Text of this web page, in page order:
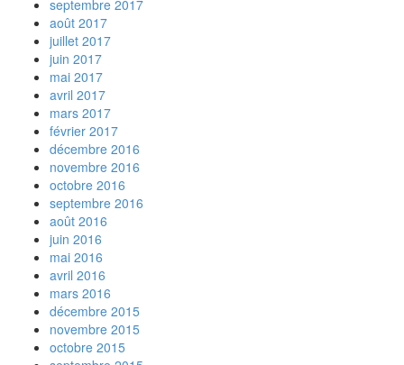
septembre 2017
août 2017
juillet 2017
juin 2017
mai 2017
avril 2017
mars 2017
février 2017
décembre 2016
novembre 2016
octobre 2016
septembre 2016
août 2016
juin 2016
mai 2016
avril 2016
mars 2016
décembre 2015
novembre 2015
octobre 2015